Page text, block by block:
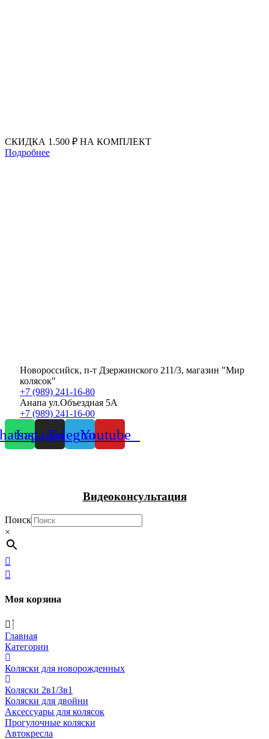
СКИДКА 1.500 ₽ НА КОМПЛЕКТ
Подробнее
Новороссийск, п-т Дзержинского 211/3, магазин "Мир
колясок"
+7 (989) 241-16-80
Анапа ул.Объездная 5А
+7 (989) 241-16-00
InstagramTelegramYoutube
Видеоконсультация
Поиск
×
Моя корзина
Главная
Категории
Коляски для новорожденных
Коляски 2в1/3в1
Коляски для двойни
Аксессуары для колясок
Прогулочные коляски
Автокресла